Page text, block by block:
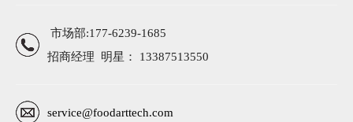
市场部:177-6239-1685
招商经理 明星： 13387513550
service@foodarttech.com